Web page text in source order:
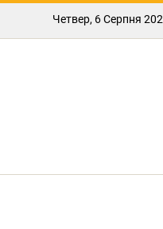
Четвер, 6 Серпня